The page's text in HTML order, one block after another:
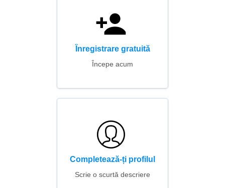
Înregistrare gratuită
Începe acum
Completează-ți profilul
Scrie o scurtă descriere